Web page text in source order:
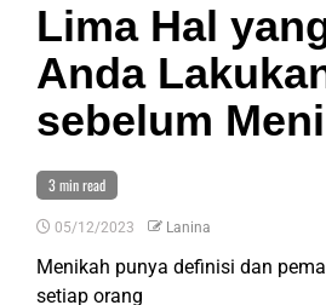
Lima Hal
Anda
sebelum
3 min read
05/12/2023 Lanina
Menikah punya definisi dan
setiap orang